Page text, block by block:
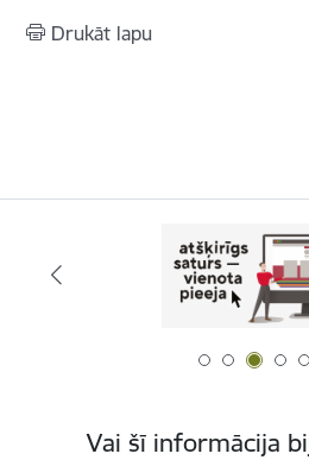
Drukāt lapu
Vai šī informācija